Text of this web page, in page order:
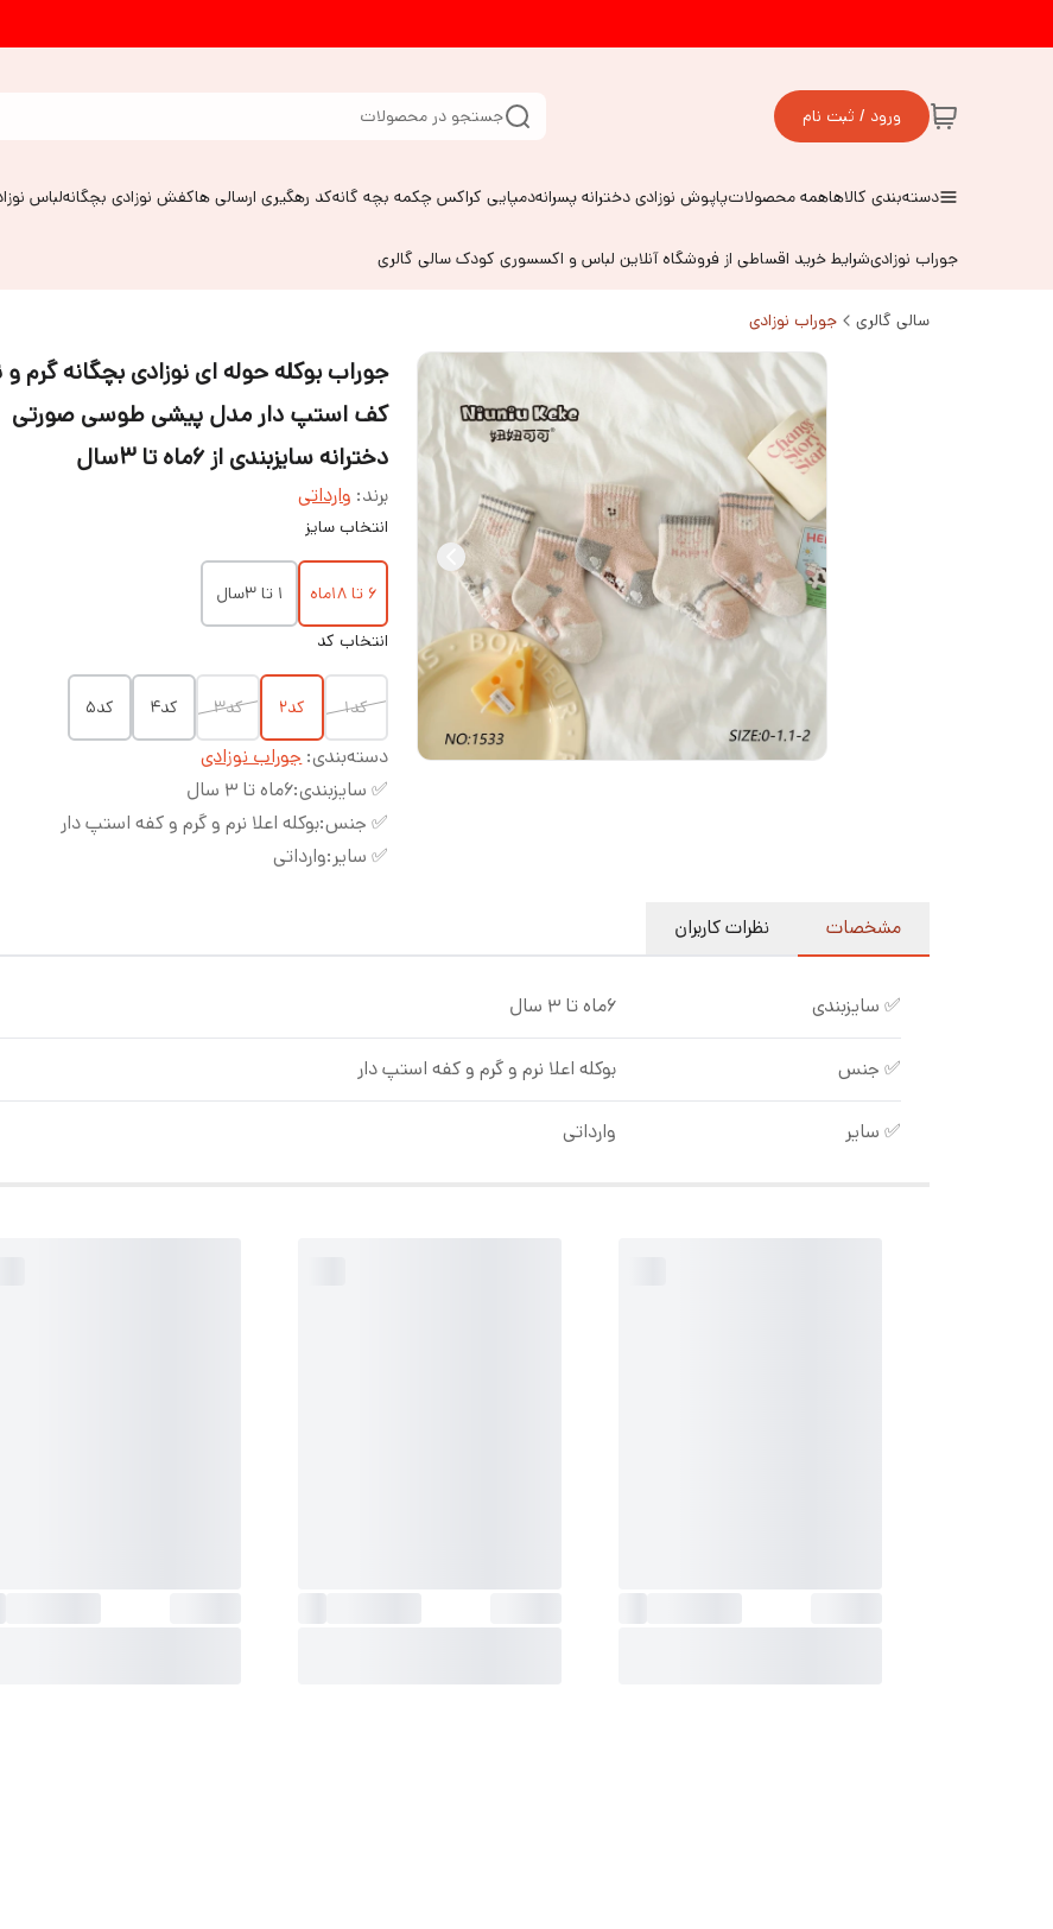
ورود / ثبت نام جستجو در محصولات
دسته‌بندی کالاهاهمه محصولاتپاپوش نوزادی دخترانه پسرانهدمپایی کراکس چکمه بچه گانهکد رهگیری ارسالی هاکفش نوزادی بچگانهلباس
جوراب نوزادیشرایط خرید اقساطی از فروشگاه آنلاین لباس و اکسسوری کودک سالی گالری
سالی گالری جوراب نوزادی
جوراب بوکله حوله ای نوزادی بچگانه گرم و
کف استپ دار مدل پیشی طوسی صورتی
دخترانه سایزبندی از ۶ماه تا ۳سال
برند: وارداتی
انتخاب سایز
۶ تا ۱۸ماه
۱ تا ۳سال
انتخاب کد
کد۱ کد۲ کد۳ کد۴ کد۵
دسته‌بندی:جوراب نوزادی
✅ سایزبندی:۶ماه تا 3 سال
✅ جنس:بوکله اعلا نرم و گرم و کفه استپ دار
✅ سایر:وارداتی
مشخصات نظرات کاربران
✅ سایزبندی ۶ماه تا 3 سال
✅ جنس بوکله اعلا نرم و گرم و کفه استپ دار
✅ سایر وارداتی